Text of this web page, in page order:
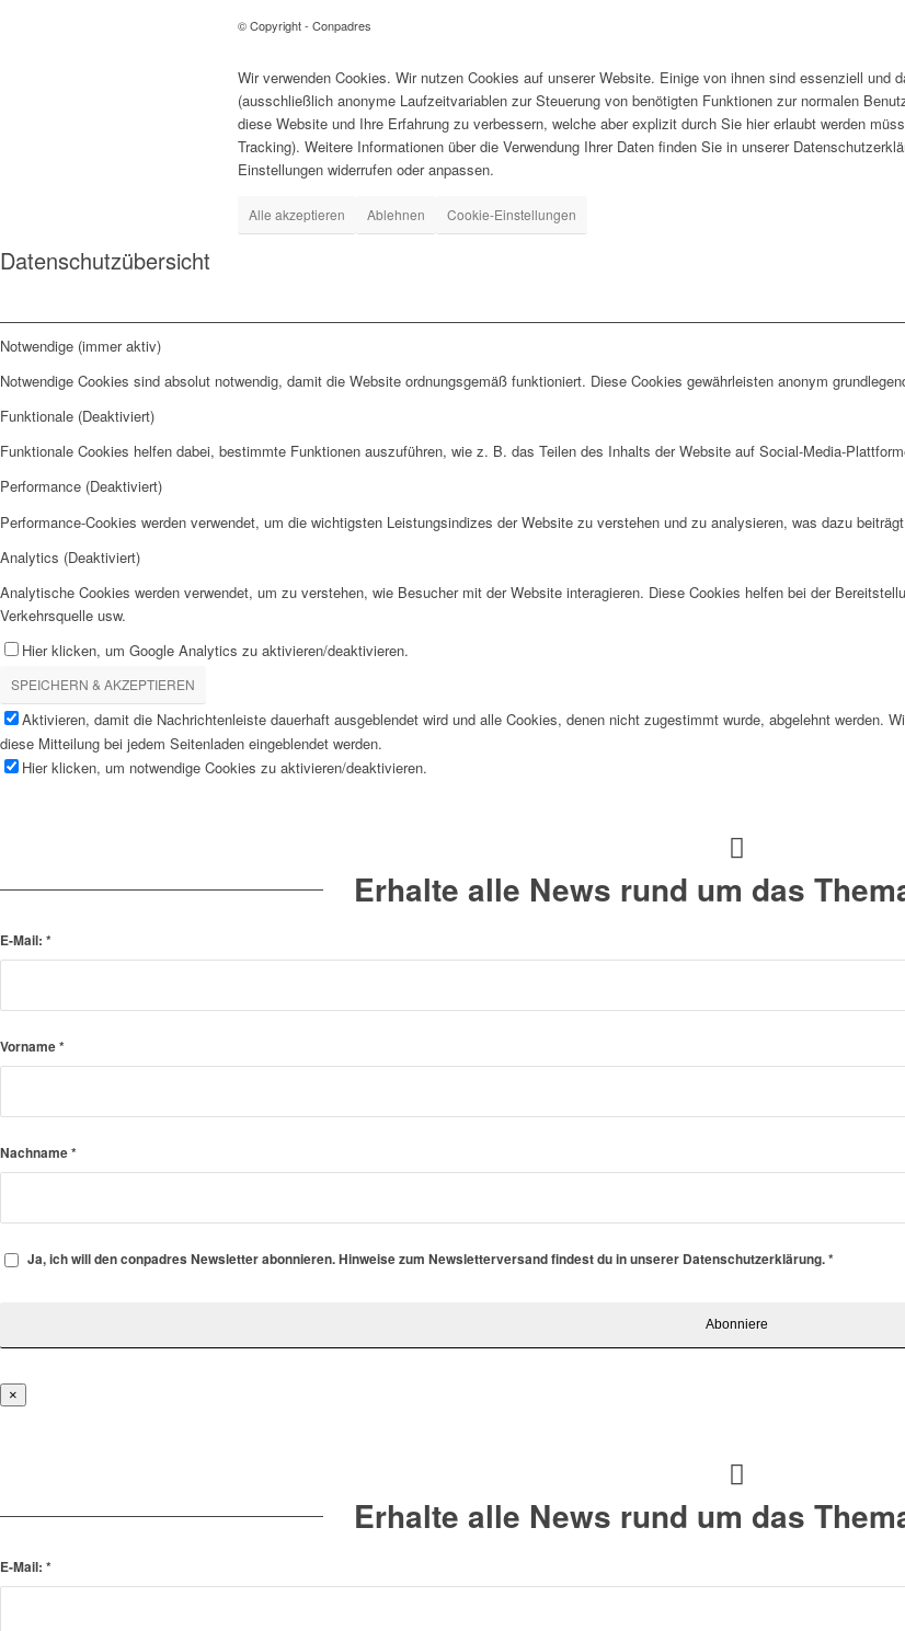
© Copyright - Conpadres
Wir verwenden Cookies. Wir nutzen Cookies auf unserer Website. Einige von ihnen sind essenziell und
(ausschließlich anonyme Laufzeitvariablen zur Steuerung von benötigten Funktionen zur normalen
diese Website und Ihre Erfahrung zu verbessern, welche aber explizit durch Sie hier erlaubt werden
Tracking). Weitere Informationen über die Verwendung Ihrer Daten finden Sie in unserer
Einstellungen widerrufen oder anpassen.
Alle akzeptieren Ablehnen Cookie-Einstellungen
Datenschutzübersicht
Notwendige (immer aktiv)
Notwendige Cookies sind absolut notwendig, damit die Website ordnungsgemäß funktioniert. Diese Cookies gewährleisten anonym
Funktionale (Deaktiviert)
Funktionale Cookies helfen dabei, bestimmte Funktionen auszuführen, wie z. B. das Teilen des Inhalts der Website auf Social-Media-
Performance (Deaktiviert)
Performance-Cookies werden verwendet, um die wichtigsten Leistungsindizes der Website zu verstehen und zu analysieren, was dazu
Analytics (Deaktiviert)
Analytische Cookies werden verwendet, um zu verstehen, wie Besucher mit der Website interagieren. Diese Cookies helfen bei der
Verkehrsquelle usw.
Hier klicken, um Google Analytics zu aktivieren/deaktivieren.
SPEICHERN & AKZEPTIEREN
Aktivieren, damit die Nachrichtenleiste dauerhaft ausgeblendet wird und alle Cookies, denen nicht zugestimmt wurde, abgelehnt werden.
diese Mitteilung bei jedem Seitenladen eingeblendet werden.
Hier klicken, um notwendige Cookies zu aktivieren/deaktivieren.
Erhalte alle News rund um das
E-Mail: *
Vorname*
Nachname*
Ja, ich will den conpadres Newsletter abonnieren. Hinweise zum Newsletterversand findest du in unserer Datenschutzerklärung.*
×
Erhalte alle News rund um das
E-Mail: *